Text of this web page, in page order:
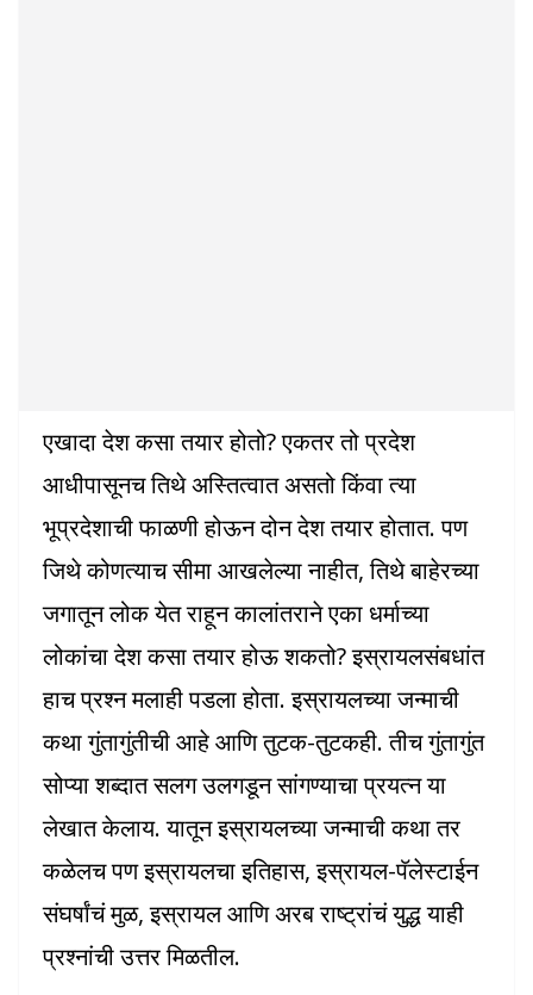
एखादा देश कसा तयार होतो? एकतर तो प्रदेश
आधीपासूनच तिथे अस्तित्वात असतो किंवा त्या
भूप्रदेशाची फाळणी होऊन दोन देश तयार होतात. पण
जिथे कोणत्याच सीमा आखलेल्या नाहीत, तिथे बाहेरच्या
जगातून लोक येत राहून कालांतराने एका धर्माच्या
लोकांचा देश कसा तयार होऊ शकतो? इस्रायलसंबधांत
हाच प्रश्न मलाही पडला होता. इस्रायलच्या जन्माची
कथा गुंतागुंतीची आहे आणि तुटक-तुटकही. तीच गुंतागुंत
सोप्या शब्दात सलग उलगडून सांगण्याचा प्रयत्न या
लेखात केलाय. यातून इस्रायलच्या जन्माची कथा तर
कळेलच पण इस्रायलचा इतिहास, इस्रायल-पॅलेस्टाईन
संघर्षांचं मुळ, इस्रायल आणि अरब राष्ट्रांचं युद्ध याही
प्रश्नांची उत्तर मिळतील.